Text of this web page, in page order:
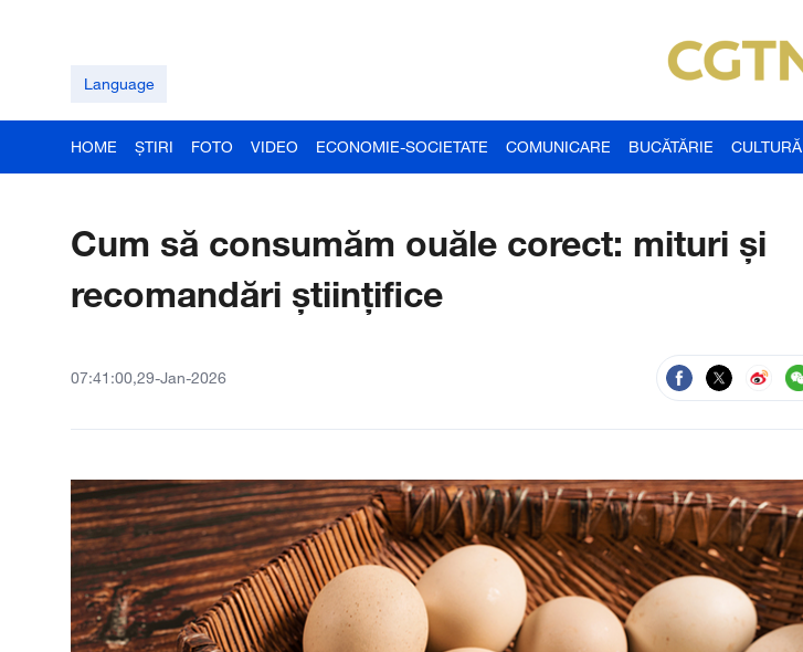
Language
HOME ȘTIRI FOTO VIDEO ECONOMIE-SOCIETATE COMUNICARE BUCĂTĂRIE CULTURĂ
Cum să consumăm ouăle corect: mituri și
recomandări științifice
07:41:00,29-Jan-2026